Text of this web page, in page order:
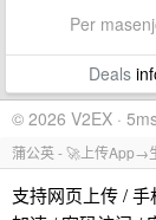
Per
Deals
© 2026 V2EX ·
蒲公英 - 🚀上传App→
支持网页上传 /